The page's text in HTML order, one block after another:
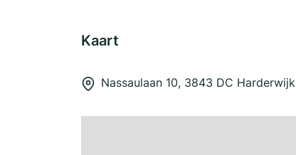
Kaart
Nassaulaan 10, 3843 DC Harderwijk